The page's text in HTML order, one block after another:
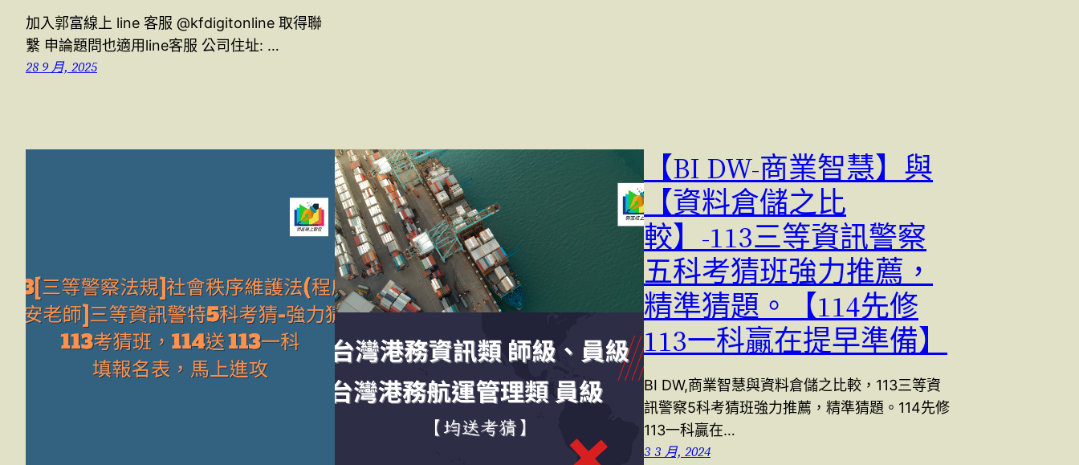
加入郭富線上 line 客服 @kfdigitonline 取得聯
繫 申論題問也適用line客服 公司住址: …
28 9 月, 2025
【BI DW-商業智慧】與
【資料倉儲之比
較】-113三等資訊警察
五科考猜班強力推薦，
精準猜題。【114先修
113一科贏在提早準備】
BI DW,商業智慧與資料倉儲之比較，113三等資
訊警察5科考猜班強力推薦，精準猜題。114先修
113一科贏在…
3 3 月, 2024